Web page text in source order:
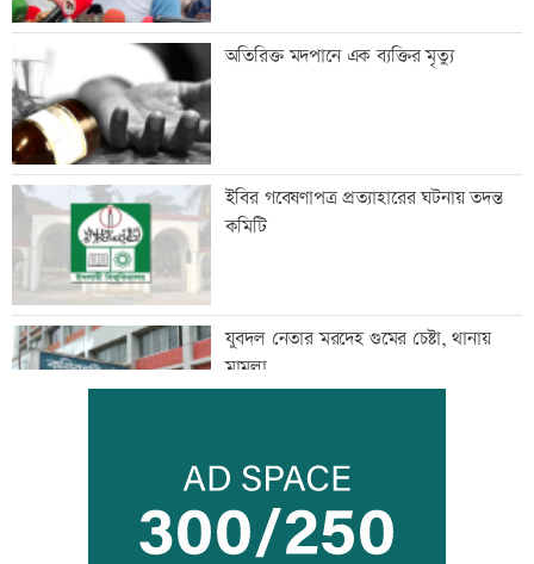
অতিরিক্ত মদপানে এক ব্যক্তির মৃত্যু
ইবির গবেষণাপত্র প্রত্যাহারের ঘটনায় তদন্ত
কমিটি
যুবদল নেতার মরদেহ গুমের চেষ্টা, থানায়
মামলা
দেশকে কী দিতে পারলাম, সেটিই গুরুত্বপূর্ণ:
প্রধানমন্ত্রী